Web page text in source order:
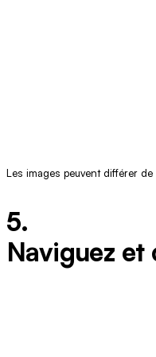
Les images peuvent différer de
5.
Naviguez et